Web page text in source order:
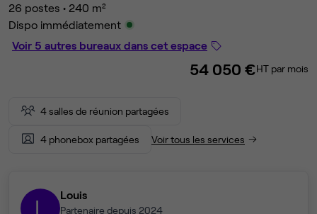
26 postes • 240 m²
Dispo immédiatement
Voir 5 autres bureaux dans cet espace
54 050 €HT par mois
4 salles de réunion partagées
4 phonebox partagées Voir tous les services
L Louis
Partenaire depuis 2024